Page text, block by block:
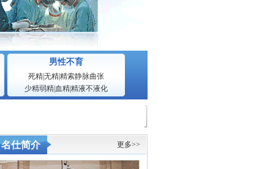
男性不育
死精|无精|精索静脉曲张
少精弱精| 血精|精液不液化
名仕简介 更多>>